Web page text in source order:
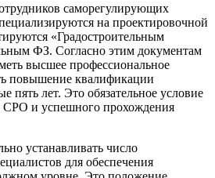
саморегулирующих
на проектировочной
«Градостроительным
ФЗ. Согласно этим документам
высшее профессиональное
повышение квалификации
пять лет. Это обязательное условие
СРО и успешного прохождения
устанавливать число
для обеспечения